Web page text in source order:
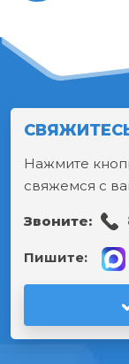
Нажмите
свяжемся с
Звоните:
Пишите: